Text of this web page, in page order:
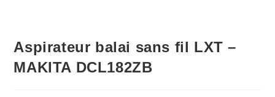
Aspirateur balai sans fil LXT –
MAKITA DCL182ZB